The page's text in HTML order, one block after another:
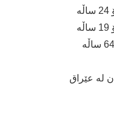
لە عێراق